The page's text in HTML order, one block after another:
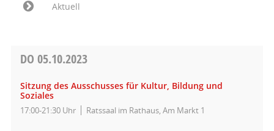
Aktuell
DO 05.10.2023
Sitzung des Ausschusses für Kultur, Bildung und
Soziales
17:00-21:30 Uhr Ratssaal im Rathaus, Am Markt 1